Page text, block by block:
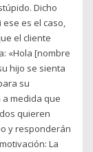
Dicho
ese es el caso,
el cliente
«Hola [nombre
hijo se sienta
su
medida que
quieren
y responderán
La